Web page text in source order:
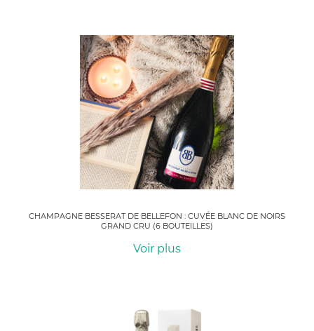
CHAMPAGNE BESSERAT DE BELLEFON : CUVÉE BLANC DE NOIRS
GRAND CRU (6 BOUTEILLES)
Voir plus